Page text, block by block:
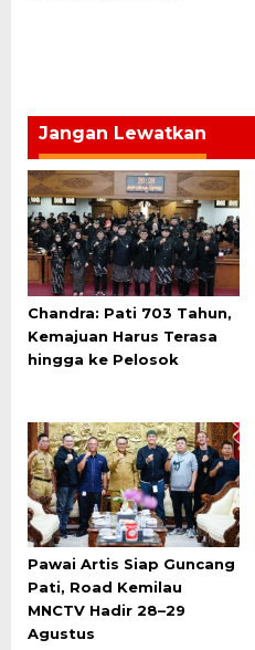
Jangan Lewatkan
Chandra: Pati 703 Tahun,
Kemajuan Harus Terasa
hingga ke Pelosok
Pawai Artis Siap Guncang
Pati, Road Kemilau
MNCTV Hadir 28–29
Agustus